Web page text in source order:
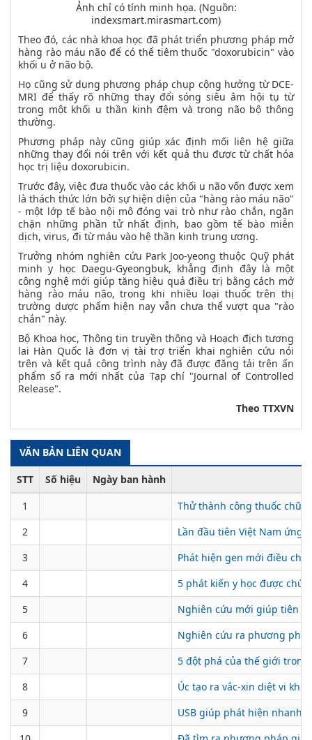
Ảnh chỉ có tính minh họa. (Nguồn:
indexsmart.mirasmart.com)
Theo đó, các nhà khoa học đã phát triển phương pháp mở
hàng rào máu não để có thể tiêm thuốc "doxorubicin" vào
khối u ở não bộ.
Họ cũng sử dụng phương pháp chụp cộng hưởng từ DCE-
MRI để thấy rõ những thay đổi sóng siêu âm hội tụ từ
trong một khối u thần kinh đệm và trong não bộ thông
thường.
Phương pháp này cũng giúp xác định mối liên hệ giữa
những thay đổi nói trên với kết quả thu được từ chất hóa
học trị liệu doxorubicin.
Trước đây, việc đưa thuốc vào các khối u não vốn được xem
là thách thức lớn bởi sự hiện diện của "hàng rào máu não"
- một lớp tế bào nội mô đóng vai trò như rào chắn, ngăn
chặn những phần tử nhất định, bao gồm tế bào miễn
dịch, virus, đi từ máu vào hệ thần kinh trung ương.
Trưởng nhóm nghiên cứu Park Joo-yeong thuộc Quỹ phát
minh y học Daegu-Gyeongbuk, khẳng định đây là một
công nghệ mới giúp tăng hiệu quả điều trị bằng cách mở
hàng rào máu não, trong khi nhiều loại thuốc trên thị
trường dược phẩm hiện nay vẫn chưa thể vượt qua "rào
chắn" này.
Bộ Khoa học, Thông tin truyền thông và Hoạch địch tương
lai Hàn Quốc là đơn vị tài trợ triển khai nghiên cứu nói
trên và kết quả công trình này đã được đăng tải trên ấn
phẩm số ra mới nhất của Tạp chí "Journal of Controlled
Release".
Theo TTXVN
VĂN BẢN LIÊN QUAN
STT Số hiệu
Ngày ban hành
1
Thử thành công thuốc
2
Lần đầu tiên Việt Nam ứng
3
Phát hiện gen mới điều
4
5 phát kiến y học được chú
5
Nghiên cứu mới giúp tiên
6
Nghiên cứu ra phương
7
5 đột phá của thế giới
8
Úc tạo ra vắc-xin diệt vi
9
USB giúp phát hiện nhanh